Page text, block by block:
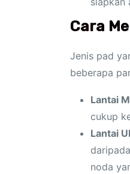
Cara
Jenis pad
beberapa
Lantai
cukup
Lantai
noda